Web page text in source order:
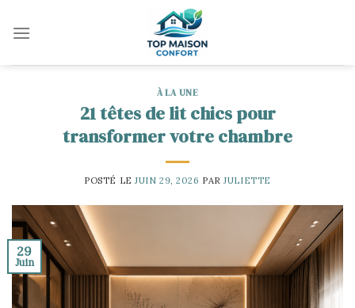
À LA UNE
21 têtes de lit chics pour
transformer votre chambre
POSTÉ LEJUIN 29, 2026 PARJULIETTE
29
Juin